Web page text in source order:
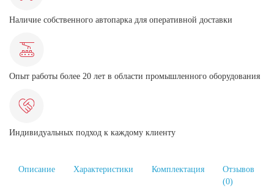
Наличие собственного автопарка для оперативной доставки
Опыт работы более 20 лет в области промышленного оборудования
Индивидуальных подход к каждому клиенту
Описание Характеристики Комплектация
Отзывов
(0)